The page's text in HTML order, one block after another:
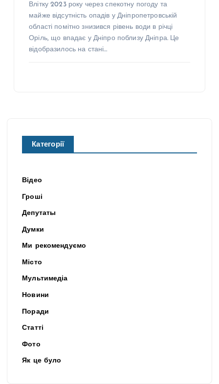
Влітку 2023 року через спекотну погоду та
майже відсутність опадів у Дніпропетровській
області помітно знизився рівень води в річці
Оріль, що впадає у Дніпро поблизу Дніпра. Це
відобразилось на стані…
Категорії
Відео
Гроші
Депутаты
Думки
Ми рекомендуємо
Місто
Мультимедіа
Новини
Поради
Статті
Фото
Як це було